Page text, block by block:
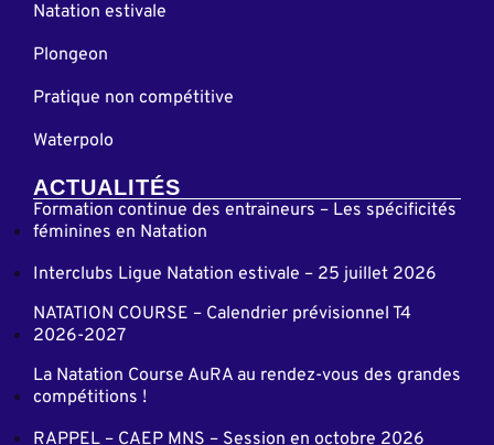
Natation estivale
Plongeon
Pratique non compétitive
Waterpolo
ACTUALITÉS
Formation continue des entraineurs – Les spécificités
féminines en Natation
Interclubs Ligue Natation estivale – 25 juillet 2026
NATATION COURSE – Calendrier prévisionnel T4
2026-2027
La Natation Course AuRA au rendez-vous des grandes
compétitions !
RAPPEL – CAEP MNS – Session en octobre 2026